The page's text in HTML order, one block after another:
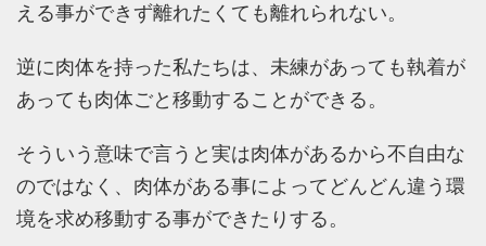
える事ができず離れたくても離れられない。
逆に肉体を持った私たちは、未練があっても執着が
あっても肉体ごと移動することができる。
そういう意味で言うと実は肉体があるから不自由な
のではなく、肉体がある事によってどんどん違う環
境を求め移動する事ができたりする。